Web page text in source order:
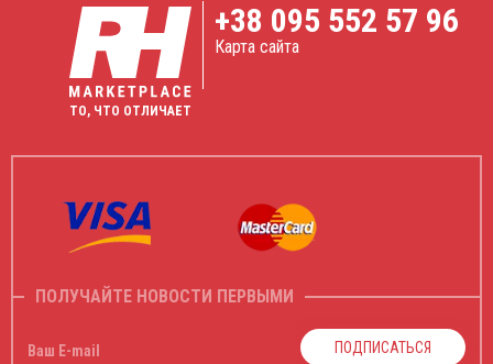
ТО, ЧТО ОТЛИЧАЕТ
+38 095 552 57 96
Карта сайта
ПОЛУЧАЙТЕ НОВОСТИ ПЕРВЫМИ
Ваш E-mail ПОДПИСАТЬСЯ